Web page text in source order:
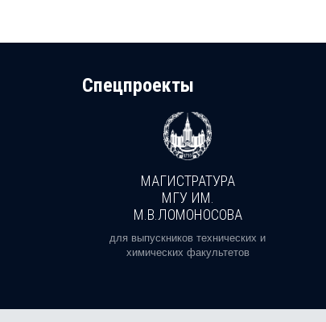
Cпецпроекты
МАГИСТРАТУРА
МГУ ИМ.
М.В.ЛОМОНОСОВА
для выпускников технических и
химических факультетов